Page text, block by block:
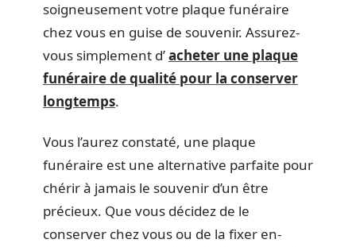
soigneusement votre plaque funéraire
chez vous en guise de souvenir. Assurez-
vous simplement d’acheter une plaque
funéraire de qualité pour la conserver
longtemps.
Vous l’aurez constaté, une plaque
funéraire est une alternative parfaite pour
chérir à jamais le souvenir d’un être
précieux. Que vous décidez de le
conserver chez vous ou de la fixer en-